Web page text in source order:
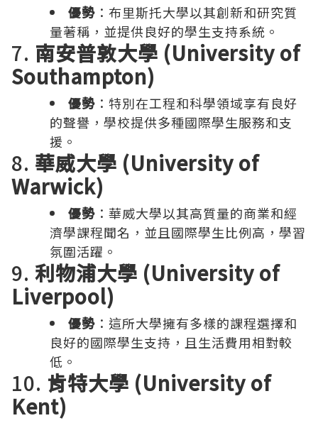
優勢 ：布里斯托大學以其創新和研究質
量著稱，並提供良好的學生支持系統。
7. 南安普敦大學 (University of
Southampton)
優勢 ：特別在工程和科學領域享有良好
的聲譽，學校提供多種國際學生服務和支
援。
8. 華威大學 (University of
Warwick)
優勢 ：華威大學以其高質量的商業和經
濟學課程聞名，並且國際學生比例高，學習
氛圍活躍。
9. 利物浦大學 (University of
Liverpool)
優勢 ：這所大學擁有多樣的課程選擇和
良好的國際學生支持，且生活費用相對較
低。
10. 肯特大學 (University of
Kent)